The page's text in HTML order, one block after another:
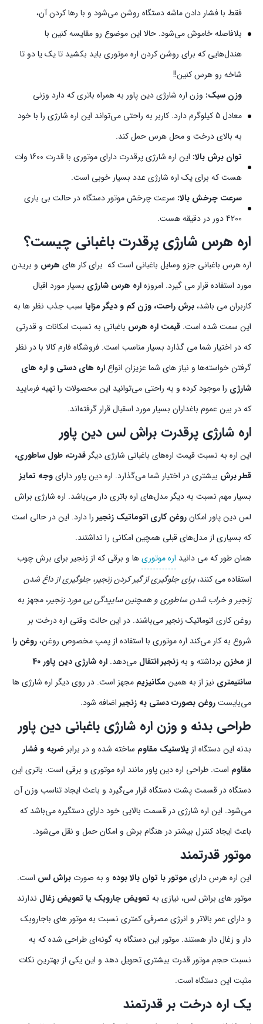
فقط با فشار دادن ماشه دستگاه روشن می‌شود و با رها کردن آن،
بلافاصله خاموش می‌شود. حالا این موضوع رو مقایسه کنین با
هندل‌هایی که برای روشن کردن اره موتوری باید بکشید تا یک یا دو تا
شاخه رو هرس کنین!!
وزن سبک: وزن اره شارژی دین پاور به همراه باتری که دارد وزنی
معادل 5 کیلوگرم دارد. کاربر به راحتی می‌تواند این اره شارژی را با خود
به بالای درخت و محل هرس حمل کند.
توان برش بالا:
این اره شارژی پرقدرت دارای موتوری با قدرت 1600 وات
هست که برای یک اره شارژی عدد بسیار خوبی است.
سرعت چرخش بالا: سرعت چرخش موتور دستگاه در حالت بی باری
4200 دور در دقیقه هست.
اره هرس شارژی پرقدرت باغبانی چیست؟
اره هرس باغبانی جزو وسایل باغبانی است که برای کار های هرس و بریدن
مورد استفاده قرار می گیرد. امروزهاره هرس شارژی بسیار مورد اقبال
کاربران می باشد،برش راحت، وزن کم و دیگر مزایا سبب جذب نظر ها به
این سمت شده است. قیمت اره هرس باغبانی به نسبت امکانات و قدرتی
که در اختیار شما می گذارد بسیار مناسب است. فروشگاه فارم کالا با در نظر
گرفتن خواسته‌ها و نیاز های شما عزیزان انواعاره های دستی و اره های
شارژی را موجود کرده و به راحتی می‌توانید این محصولات را تهیه فرمایید
که در بین عموم باغداران بسیار مورد اسقبال قرار گرفته‌اند.
اره شارژی پرقدرت براش لس دین پاور
این اره به نسبت قیمت اره‌های باغبانی شارژی دیگرقدرت، طول ساطوری،
قطر برش بیشتری در اختیار شما می‌گذارد. اره دین پاور دارایوجه تمایز
بسیار مهم نسبت به دیگر مدل‌های اره باتری دار می‌باشد. اره شارژی براش
لس دین پاور امکانروغن کاری اتوماتیک زنجیررا دارد. این در حالی است
که بسیاری از مدل‌های قبلی همچین امکانی را نداشتند.
همان طور که می دانید اره موتوریها و برقی که از زنجیر برای برش چوب
استفاده می کنند،برای جلوگیری از گیر کردن زنجیر، جلوگیری از داغ شدن
زنجیر و خراب شدن ساطوری و همچنین ساییدگی بی مورد زنجیر، مجهز به
روغن کاری اتوماتیک زنجیر می‌باشند. در این حالت وقتی اره درخت بر
شروع به کار می‌کند اره موتوری با استفاده از پمپ مخصوص روغن،روغن را
از مخزن برداشته و بهزنجیر انتقال می‌دهد.
اره شارژی دین پاور 40
سانتیمتری نیز از به همین مکانیزیم مجهز است. در روی دیگر اره شارژی ها
می‌بایستروغن بصورت دستی به زنجیراضافه شود.
طراحی بدنه و وزن اره شارژی باغبانی دین پاور
بدنه این دستگاه از پلاستیک مقاوم ساخته شده و در برابرضربه و فشار
مقاوم است. طراحی اره دین پاور مانند اره موتوری و برقی است. باتری این
دستگاه در قسمت پشت دستگاه قرار می‌گیرد و باعث ایجاد تناسب وزن آن
می‌شود. این اره شارژی در قسمت بالایی خود دارای دستگیره می‌باشد که
باعث ایجاد کنترل بیشتر در هنگام برش و امکان حمل و نقل می‌شود.
موتور قدرتمند
این اره هرس دارای موتور با توان بالا بوده و به صورت براش لس است.
موتور های براش لس، نیازی به تعویض جاروبک یا تعویض زغال ندارند
و دارای عمر بالاتر و انرژی مصرفی کمتری نسبت به موتور های باجاروبک
دار و زغال دار هستند. موتور این دستگاه به گونه‌ای طراحی شده که به
نسبت حجم موتور قدرت بیشتری تحویل دهد و این یکی از بهترین نکات
مثبت این دستگاه است.
یک اره درخت بر قدرتمند